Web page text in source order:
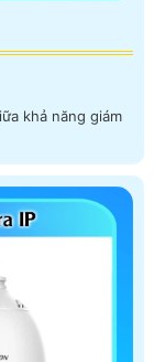
khả năng giám